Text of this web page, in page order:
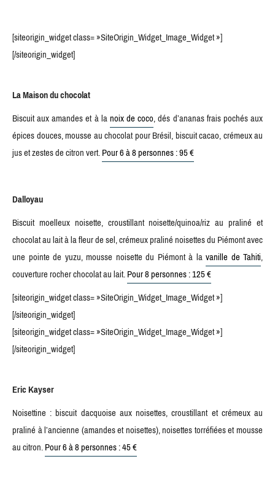
[siteorigin_widget class= »SiteOrigin_Widget_Image_Widget »]
[/siteorigin_widget]
La Maison du chocolat
Biscuit aux amandes et à lanoix de coco, dés d’ananas frais pochés aux
épices douces, mousse au chocolat pour Brésil, biscuit cacao, crémeux au
jus et zestes de citron vert.Pour 6 à 8 personnes : 95 €
Dalloyau
Biscuit moelleux noisette, croustillant noisette/quinoa/riz au praliné et
chocolat au lait à la fleur de sel, crémeux praliné noisettes du Piémont avec
une pointe de yuzu, mousse noisette du Piémont à lavanille de Tahiti,
couverture rocher chocolat au lait.Pour 8 personnes : 125 €
[siteorigin_widget class= »SiteOrigin_Widget_Image_Widget »]
[/siteorigin_widget]
[siteorigin_widget class= »SiteOrigin_Widget_Image_Widget »]
[/siteorigin_widget]
Eric Kayser
Noisettine : biscuit dacquoise aux noisettes, croustillant et crémeux au
praliné à l’ancienne (amandes et noisettes), noisettes torréfiées et mousse
au citron.Pour 6 à 8 personnes : 45 €